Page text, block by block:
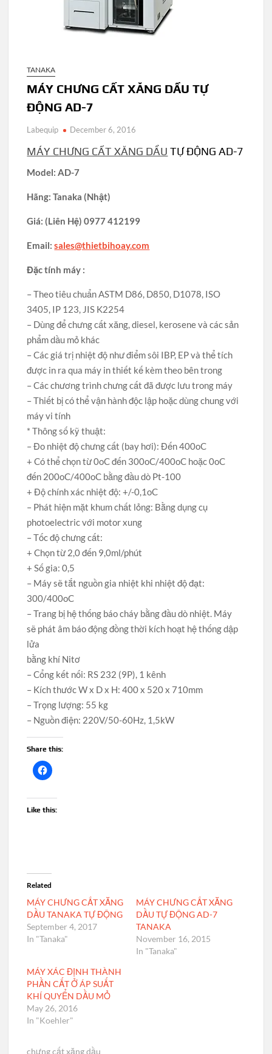
TANAKA
MÁY CHƯNG CẤT XĂNG DẦU TỰ
ĐỘNG AD-7
Labequip December 6, 2016
MÁY CHƯNG CẤT XĂNG DẦU TỰ ĐỘNG AD-7
Model: AD-7
Hãng: Tanaka (Nhật)
Giá: (Liên Hệ) 0977 412199
Email:sales@thietbihoay.com
Đặc tính máy :
– Theo tiêu chuẩn ASTM D86, D850, D1078, ISO
3405, IP 123, JIS K2254
– Dùng để chưng cất xăng, diesel, kerosene và các sản
phẩm dầu mỏ khác
– Các giá trị nhiệt độ như điểm sôi IBP, EP và thể tích
được in ra qua máy in thiết kế kèm theo bên trong
– Các chương trình chưng cất đã được lưu trong máy
– Thiết bị có thể vận hành độc lập hoặc dùng chung với
máy vi tính
* Thông số kỹ thuật:
– Đo nhiệt độ chưng cất (bay hơi): Đến 400oC
+ Có thể chọn từ 0oC đến 300oC/400oC hoặc 0oC
đến 200oC/400oC bằng đầu dò Pt-100
+ Độ chính xác nhiệt độ: +/-0,1oC
– Phát hiện mặt khum chất lỏng: Bằng dụng cụ
photoelectric với motor xung
– Tốc độ chưng cất:
+ Chọn từ 2,0 đến 9,0ml/phút
+ Số gia: 0,5
– Máy sẽ tắt nguồn gia nhiệt khi nhiệt độ đạt:
300/400oC
– Trang bị hệ thống báo cháy bằng đầu dò nhiệt. Máy
sẽ phát âm báo động đồng thời kích hoạt hệ thống dập
lửa
bằng khí Nitơ
– Cổng kết nối: RS 232 (9P), 1 kênh
– Kích thước W x D x H: 400 x 520 x 710mm
– Trọng lượng: 55 kg
– Nguồn điện: 220V/50-60Hz, 1,5kW
Share this:
Like this:
Related
MÁY CHƯNG CẤT XĂNG
DẦU TANAKA TỰ ĐỘNG
September 4, 2017
In "Tanaka"
MÁY CHƯNG CẤT XĂNG
DẦU TỰ ĐỘNG AD-7
TANAKA
November 16, 2015
In "Tanaka"
MÁY XÁC ĐỊNH THÀNH
PHẦN CẤT Ở ÁP SUẤT
KHÍ QUYỂN DẦU MỎ
May 26, 2016
In "Koehler"
chưng cất xăng dầu